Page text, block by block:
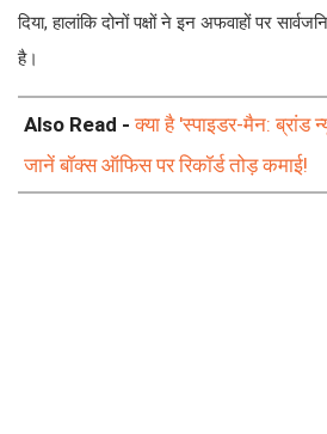
दिया, हालांकि दोनों पक्षों ने इन अफवाहों पर
है।
Also Read -क्या है 'स्पाइडर-मैन: ब्रांड
जानें बॉक्स ऑफिस पर रिकॉर्ड तोड़ कमाई!